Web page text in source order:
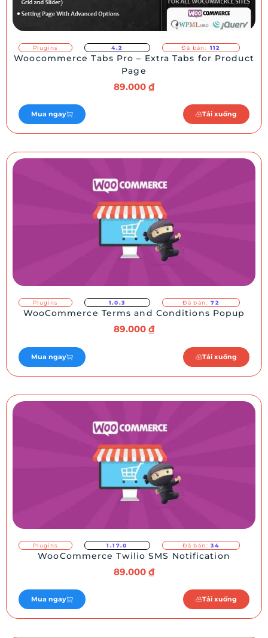
Plugins 4.2 Đã bán: 112
Woocommerce Tabs Pro – Extra Tabs for Product
Page
89.000 ₫
Mua ngay Tải xuống
Plugins 1.0.3 Đã bán: 72
WooCommerce Terms and Conditions Popup
89.000 ₫
Mua ngay Tải xuống
Plugins 1.17.0 Đã bán: 34
WooCommerce Twilio SMS Notification
89.000 ₫
Mua ngay Tải xuống